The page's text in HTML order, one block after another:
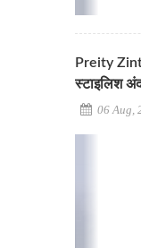
Preity
स्टाइलिश
06 Aug,